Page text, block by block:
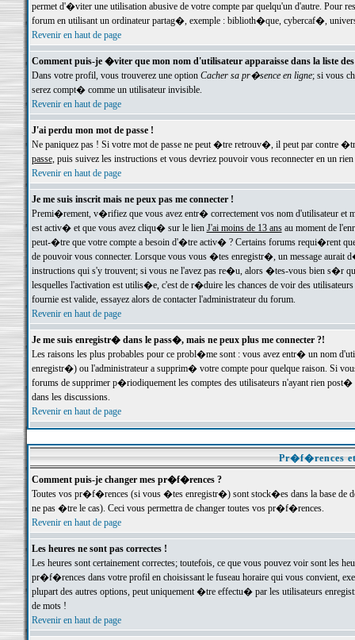
permet d'�viter une utilisation abusive de votre compte par quelqu'un d'autre. Pour
forum en utilisant un ordinateur partag�, exemple : biblioth�que, cybercaf�,
Revenir en haut de page
Comment puis-je �viter que mon nom d'utilisateur apparaisse dans la liste
Dans votre profil, vous trouverez une option Cacher sa pr�sence en ligne; si vous
serez compt� comme un utilisateur invisible.
Revenir en haut de page
J'ai perdu mon mot de passe !
Ne paniquez pas ! Si votre mot de passe ne peut �tre retrouv�, il peut par contre
passe, puis suivez les instructions et vous devriez pouvoir vous reconnecter en un rien
Revenir en haut de page
Je me suis inscrit mais ne peux pas me connecter !
Premi�rement, v�rifiez que vous avez entr� correctement vos nom d'utilisateur
est activ� et que vous avez cliqu� sur le lien J'ai moins de 13 ansau moment de
peut-�tre que votre compte a besoin d'�tre activ� ? Certains forums requi�rent
de pouvoir vous connecter. Lorsque vous vous �tes enregistr�, un message aurait
instructions qui s'y trouvent; si vous ne l'avez pas re�u, alors �tes-vous bien s�r
lesquelles l'activation est utilis�e, c'est de r�duire les chances de voir des
fournie est valide, essayez alors de contacter l'administrateur du forum.
Revenir en haut de page
Je me suis enregistr� dans le pass�, mais ne peux plus me connecter ?!
Les raisons les plus probables pour ce probl�me sont : vous avez entr� un nom
enregistr�) ou l'administrateur a supprim� votre compte pour quelque raison. Si
forums de supprimer p�riodiquement les comptes des utilisateurs n'ayant rien
dans les discussions.
Revenir en haut de page
Pr�f�rences
Comment puis-je changer mes pr�f�rences ?
Toutes vos pr�f�rences (si vous �tes enregistr�) sont stock�es dans la base de
ne pas �tre le cas). Ceci vous permettra de changer toutes vos pr�f�rences.
Revenir en haut de page
Les heures ne sont pas correctes !
Les heures sont certainement correctes; toutefois, ce que vous pouvez voir sont
pr�f�rences dans votre profil en choisissant le fuseau horaire qui vous convient,
plupart des autres options, peut uniquement �tre effectu� par les utilisateurs
de mots !
Revenir en haut de page